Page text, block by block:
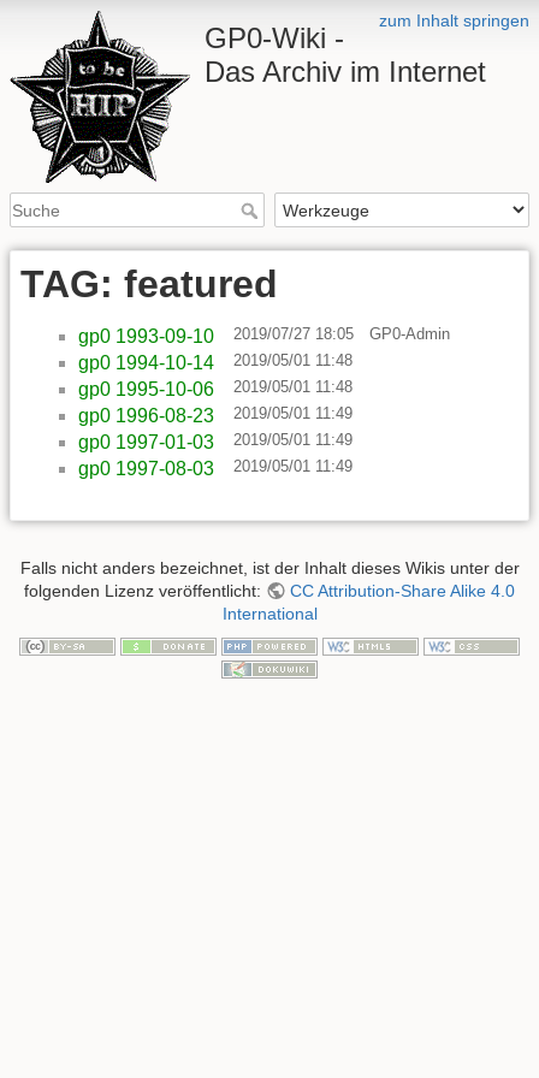
zum Inhalt springen
GP0-Wiki -
Das Archiv im Internet
TAG: featured
gp0 1993-09-10 2019/07/27 18:05 GP0-Admin
gp0 1994-10-14 2019/05/01 11:48
gp0 1995-10-06 2019/05/01 11:48
gp0 1996-08-23 2019/05/01 11:49
gp0 1997-01-03 2019/05/01 11:49
gp0 1997-08-03 2019/05/01 11:49
Falls nicht anders bezeichnet, ist der Inhalt dieses Wikis unter der
folgenden Lizenz veröffentlicht:
CC Attribution-Share Alike 4.0
International